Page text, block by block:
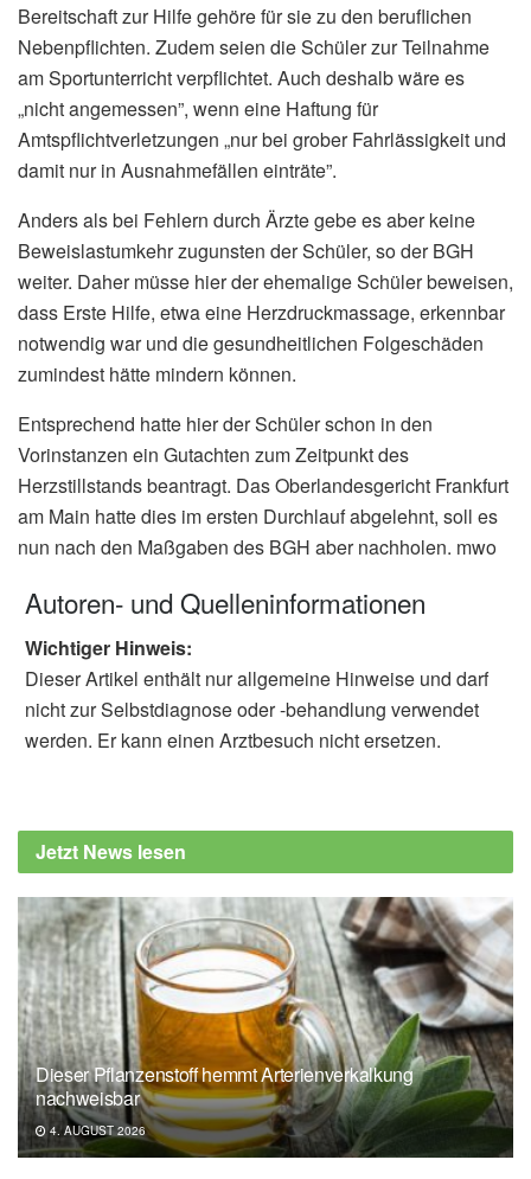
Bereitschaft zur Hilfe gehöre für sie zu den beruflichen
Nebenpflichten. Zudem seien die Schüler zur Teilnahme
am Sportunterricht verpflichtet. Auch deshalb wäre es
„nicht angemessen”, wenn eine Haftung für
Amtspflichtverletzungen „nur bei grober Fahrlässigkeit und
damit nur in Ausnahmefällen einträte”.
Anders als bei Fehlern durch Ärzte gebe es aber keine
Beweislastumkehr zugunsten der Schüler, so der BGH
weiter. Daher müsse hier der ehemalige Schüler beweisen,
dass Erste Hilfe, etwa eine Herzdruckmassage, erkennbar
notwendig war und die gesundheitlichen Folgeschäden
zumindest hätte mindern können.
Entsprechend hatte hier der Schüler schon in den
Vorinstanzen ein Gutachten zum Zeitpunkt des
Herzstillstands beantragt. Das Oberlandesgericht Frankfurt
am Main hatte dies im ersten Durchlauf abgelehnt, soll es
nun nach den Maßgaben des BGH aber nachholen. mwo
Autoren- und Quelleninformationen
Wichtiger Hinweis:
Dieser Artikel enthält nur allgemeine Hinweise und darf
nicht zur Selbstdiagnose oder -behandlung verwendet
werden. Er kann einen Arztbesuch nicht ersetzen.
Jetzt News lesen
Dieser Pflanzenstoff hemmt Arterienverkalkung
nachweisbar
4. AUGUST 2026